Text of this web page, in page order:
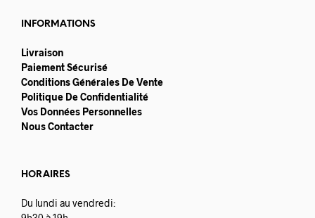
INFORMATIONS
Livraison
Paiement Sécurisé
Conditions Générales De Vente
Politique De Confidentialité
Vos Données Personnelles
Nous Contacter
HORAIRES
Du lundi au vendredi: